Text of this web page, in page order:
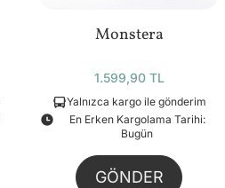
Monstera
1.599,90 TL
Yalnızca kargo ile gönderim
En Erken Kargolama Tarihi:
Bugün
GÖNDER